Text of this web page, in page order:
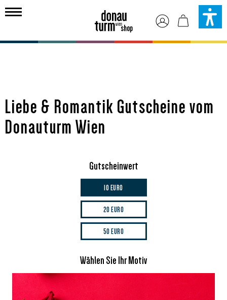
springen
Liebe & Romantik Gutscheine vom
Donauturm Wien
Gutscheinwert
10 EURO
20 EURO
50 EURO
Wählen Sie Ihr Motiv